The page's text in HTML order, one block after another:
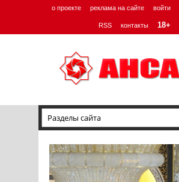
о проекте реклама на сайте войти
RSS контакты 18+